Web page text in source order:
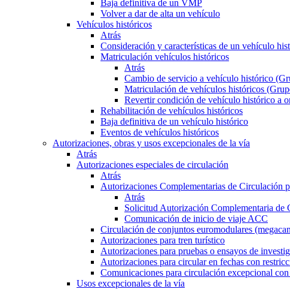
Baja definitiva de un VMP
Volver a dar de alta un vehículo
Vehículos históricos
Atrás
Consideración y características de un vehículo
Matriculación vehículos históricos
Atrás
Cambio de servicio a vehículo histórico
Matriculación de vehículos históricos
Revertir condición de vehículo histórico a
Rehabilitación de vehículos históricos
Baja definitiva de un vehículo histórico
Eventos de vehículos históricos
Autorizaciones, obras y usos excepcionales de la vía
Atrás
Autorizaciones especiales de circulación
Atrás
Autorizaciones Complementarias de Circulación
Atrás
Solicitud Autorización Complementaria de
Comunicación de inicio de viaje ACC
Circulación de conjuntos euromodulares
Autorizaciones para tren turístico
Autorizaciones para pruebas o ensayos de
Autorizaciones para circular en fechas con
Comunicaciones para circulación excepcional
Usos excepcionales de la vía